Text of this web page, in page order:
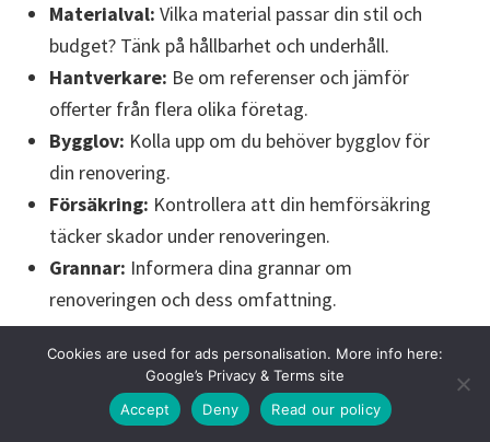
Materialval: Vilka material passar din stil och
budget? Tänk på hållbarhet och underhåll.
Hantverkare: Be om referenser och jämför
offerter från flera olika företag.
Bygglov: Kolla upp om du behöver bygglov för
din renovering.
Försäkring: Kontrollera att din hemförsäkring
täcker skador under renoveringen.
Grannar: Informera dina grannar om
renoveringen och dess omfattning.
5 viktiga frågor att ställa till
Cookies are used for ads personalisation. More info here:
Google’s Privacy & Terms site
Accept
Deny Read our policy